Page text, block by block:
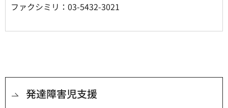
ファクシミリ：03-5432-3021
発達障害児支援